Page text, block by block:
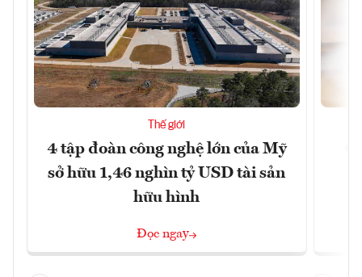
Thế giới
4 tập đoàn công nghệ lớn của Mỹ
sở hữu 1,46 nghìn tỷ USD tài sản
hữu hình
Đọc ngay